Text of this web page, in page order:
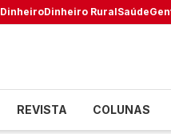
DinheiroDinheiro RuralSaúde
REVISTA COLUNAS